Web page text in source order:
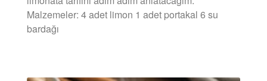
Malzemeler: 4 adet limon 1 adet portakal 6 su
bardağı